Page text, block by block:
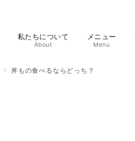
私たちについて
About
メニュー
Menu
丼もの食べるならどっち？